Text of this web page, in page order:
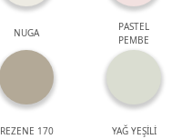
NUGA
PASTEL
PEMBE
REZENE 170 YAĞ YEŞİLİ